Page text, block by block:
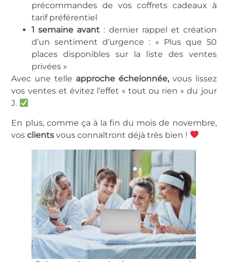
précommandes de vos coffrets cadeaux à
tarif préférentiel
1 semaine avant : dernier rappel et création
d’un sentiment d’urgence : « Plus que 50
places disponibles sur la liste des ventes
privées »
Avec une telle approche échelonnée,vous lissez
vos ventes et évitez l’effet « tout ou rien » du jour
J.
En plus, comme ça à la fin du mois de novembre,
vosclients vous connaîtront déjà très bien !